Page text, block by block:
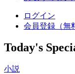
ログイン
会員登録（無
Today's
小説